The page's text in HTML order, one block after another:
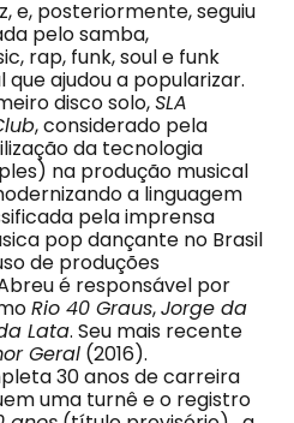
e, posteriormente, seguiu
pelo samba,
rap, funk, soul e funk
ajudou a popularizar.
disco solo,SLA
, considerado pela
da tecnologia
na produção musical
a linguagem
pela imprensa
pop dançante no Brasil
de produções
é responsável por
Rio 40 Graus,Jorge da
Lata. Seu mais recente
Geral (2016).
30 anos de carreira
uma turnê e o registro